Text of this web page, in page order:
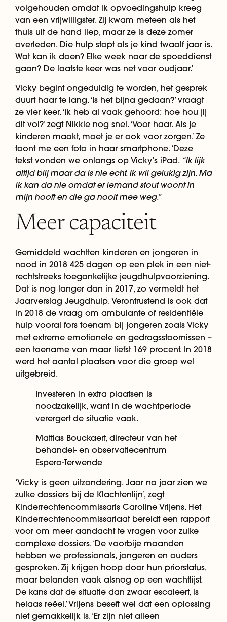
volgehouden omdat ik opvoedingshulp kreeg
van een vrijwilligster. Zij kwam meteen als het
thuis uit de hand liep, maar ze is deze zomer
overleden. Die hulp stopt als je kind twaalf jaar is.
Wat kan ik doen? Elke week naar de spoeddienst
gaan? De laatste keer was net voor oudjaar.’
Vicky begint ongeduldig te worden, het gesprek
duurt haar te lang. ‘Is het bijna gedaan?’ vraagt
ze vier keer. ‘Ik heb al vaak gehoord: hoe hou jij
dit vol?’ zegt Nikkie nog snel. ‘Voor haar. Als je
kinderen maakt, moet je er ook voor zorgen.’ Ze
toont me een foto in haar smartphone. ‘Deze
tekst vonden we onlangs op Vicky’s iPad. “Ik lijk
altijd blij maar da is nie echt. Ik wil gelukig zijn. Ma
ik kan da nie omdat er iemand stout woont in
mijn hooft en die ga nooit mee weg.”
Meer capaciteit
Gemiddeld wachtten kinderen en jongeren in
nood in 2018 425 dagen op een plek in een niet-
rechtstreeks toegankelijke jeugdhulpvoorziening.
Dat is nog langer dan in 2017, zo vermeldt het
Jaarverslag Jeugdhulp. Verontrustend is ook dat
in 2018 de vraag om ambulante of residentiële
hulp vooral fors toenam bij jongeren zoals Vicky
met extreme emotionele en gedragsstoornissen –
een toename van maar liefst 169 procent. In 2018
werd het aantal plaatsen voor die groep wel
uitgebreid.
Investeren in extra plaatsen is
noodzakelijk, want in de wachtperiode
verergert de situatie vaak.
Mattias Bouckaert, directeur van het
behandel- en observatiecentrum
Espero-Terwende
‘Vicky is geen uitzondering. Jaar na jaar zien we
zulke dossiers bij de Klachtenlijn’, zegt
Kinderrechtencommissaris Caroline Vrijens. Het
Kinderrechtencommissariaat bereidt een rapport
voor om meer aandacht te vragen voor zulke
complexe dossiers. ‘De voorbije maanden
hebben we professionals, jongeren en ouders
gesproken. Zij krijgen hoop door hun priorstatus,
maar belanden vaak alsnog op een wachtlijst.
De kans dat de situatie dan zwaar escaleert, is
helaas reëel.’ Vrijens beseft wel dat een oplossing
niet gemakkelijk is. ‘Er zijn niet alleen